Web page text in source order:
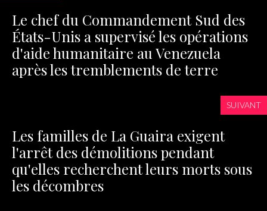
Le chef du Commandement Sud des
États-Unis a supervisé les opérations
d'aide humanitaire au Venezuela
après les tremblements de terre
SUIVANT
Les familles de La Guaira exigent
l'arrêt des démolitions pendant
qu'elles recherchent leurs morts sous
les décombres